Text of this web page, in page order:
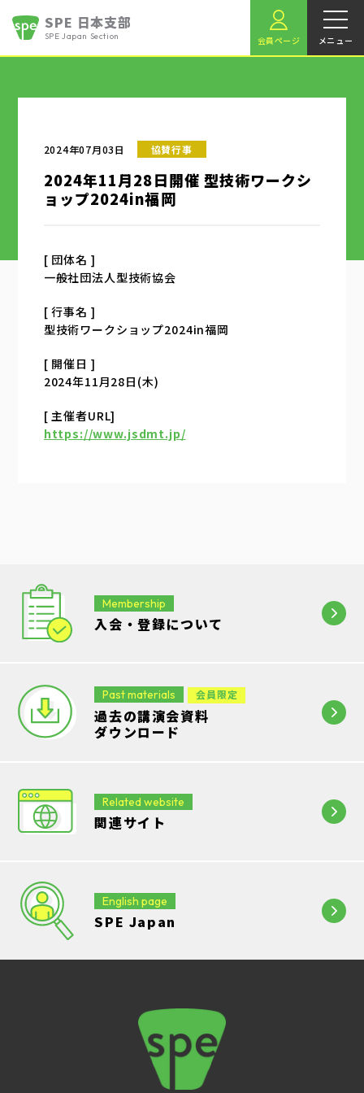
SPE 日本支部
SPE Japan Section 会員ページ メニュー
2024年07月03日 協賛行事
2024年11月28日開催 型技術ワークシ
ョップ2024in福岡
[ 団体名 ]
一般社団法人型技術協会
[ 行事名 ]
型技術ワークショップ2024in福岡
[ 開催日 ]
2024年11月28日(木)
[ 主催者URL]
https://www.jsdmt.jp/
Membership
入会・登録について
Past materials 会員限定
過去の講演会資料
ダウンロード
Related website
関連サイト
English page
SPE Japan